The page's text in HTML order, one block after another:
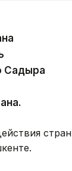
Садыра
стран